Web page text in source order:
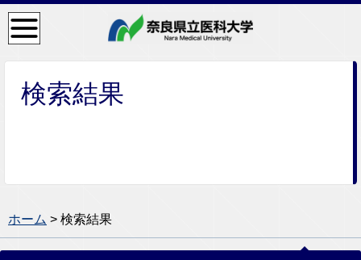
検
索・
メニ
ュー検索結果
ホーム > 検索結果